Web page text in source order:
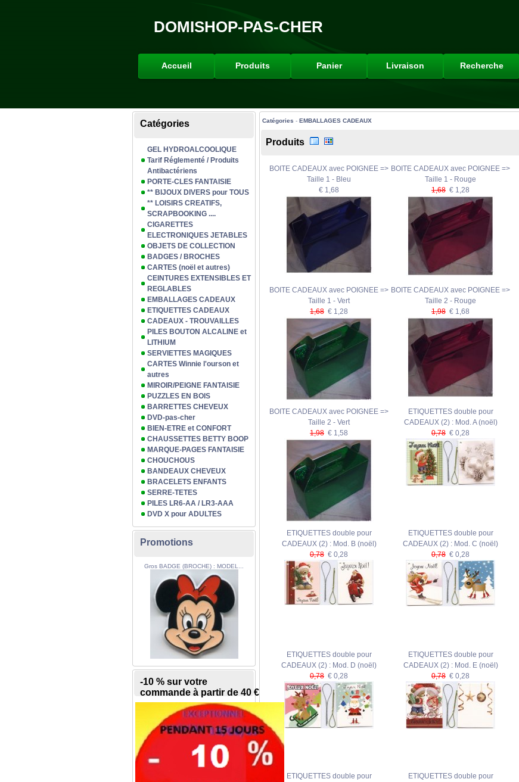
DOMISHOP-PAS-CHER
Accueil Produits Panier Livraison Recherche
Catégories
GEL HYDROALCOOLIQUE
Tarif Réglementé / Produits
Antibactériens
PORTE-CLES FANTAISIE
** BIJOUX DIVERS pour TOUS
** LOISIRS CREATIFS,
SCRAPBOOKING ....
CIGARETTES
ELECTRONIQUES JETABLES
OBJETS DE COLLECTION
BADGES / BROCHES
CARTES (noël et autres)
CEINTURES EXTENSIBLES ET
REGLABLES
EMBALLAGES CADEAUX
ETIQUETTES CADEAUX
CADEAUX - TROUVAILLES
PILES BOUTON ALCALINE et
LITHIUM
SERVIETTES MAGIQUES
CARTES Winnie l'ourson et
autres
MIROIR/PEIGNE FANTAISIE
PUZZLES EN BOIS
BARRETTES CHEVEUX
DVD-pas-cher
BIEN-ETRE et CONFORT
CHAUSSETTES BETTY BOOP
MARQUE-PAGES FANTAISIE
CHOUCHOUS
BANDEAUX CHEVEUX
BRACELETS ENFANTS
SERRE-TETES
PILES LR6-AA / LR3-AAA
DVD X pour ADULTES
Promotions
Gros BADGE (BROCHE) : MODEL...
-10 % sur votre
commande à partir de 40 €
Catégories - EMBALLAGES CADEAUX
Produits
BOITE CADEAUX avec POIGNEE =>
Taille 1 - Bleu
€ 1,68
BOITE CADEAUX avec POIGNEE =>
Taille 1 - Rouge
1,68 € 1,28
BOITE CADEAUX avec POIGNEE =>
Taille 1 - Vert
1,68 € 1,28
BOITE CADEAUX avec POIGNEE =>
Taille 2 - Rouge
1,98 € 1,68
BOITE CADEAUX avec POIGNEE =>
Taille 2 - Vert
1,98 € 1,58
ETIQUETTES double pour
CADEAUX (2) : Mod. A (noël)
0,78 € 0,28
ETIQUETTES double pour
CADEAUX (2) : Mod. B (noël)
0,78 € 0,28
ETIQUETTES double pour
CADEAUX (2) : Mod. C (noël)
0,78 € 0,28
ETIQUETTES double pour
CADEAUX (2) : Mod. D (noël)
0,78 € 0,28
ETIQUETTES double pour
CADEAUX (2) : Mod. E (noël)
0,78 € 0,28
ETIQUETTES double pour
ETIQUETTES double pour